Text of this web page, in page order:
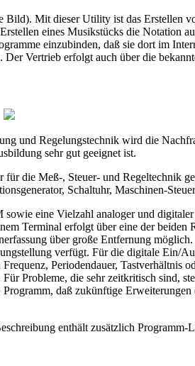
Mit dieser Utility ist das Erstellen
eines Musikstücks die Notation
einzubinden, daß sie dort im
Vertrieb erfolgt auch über die
und Regelungstechnik wird die
sehr gut geeignet ist.
die Meß-, Steuer- und Regeltechnik
Schaltuhr, Maschinen-
eine Vielzahl analoger und
Terminal erfolgt über eine der beiden
über große Entfernung
verfügt. Für die digitale Ein/
Periodendauer, Tastverhältnis
Probleme, die sehr zeitkritisch sind,
daß zukünftige
enthält zusätzlich Programm-